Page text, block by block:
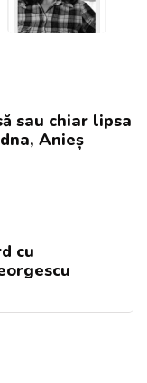
sau chiar lipsa
Anieș
cu